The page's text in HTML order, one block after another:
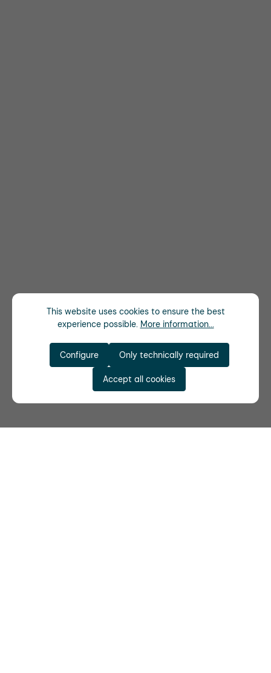
This website uses cookies to ensure the best
experience possible. More information...
Only technically required
Configure
Accept all cookies